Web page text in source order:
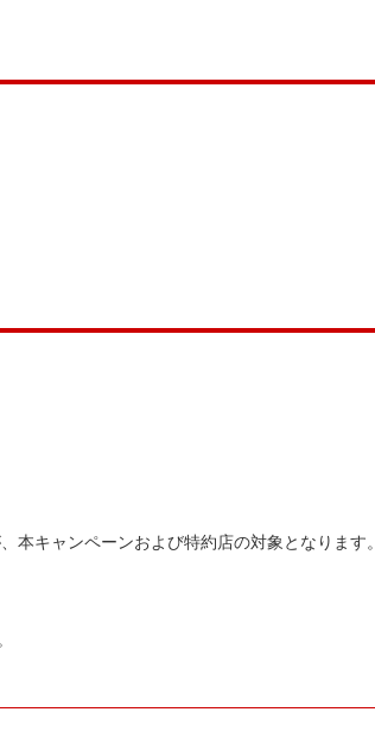
本キャンペーンおよび特約店の対象となります。